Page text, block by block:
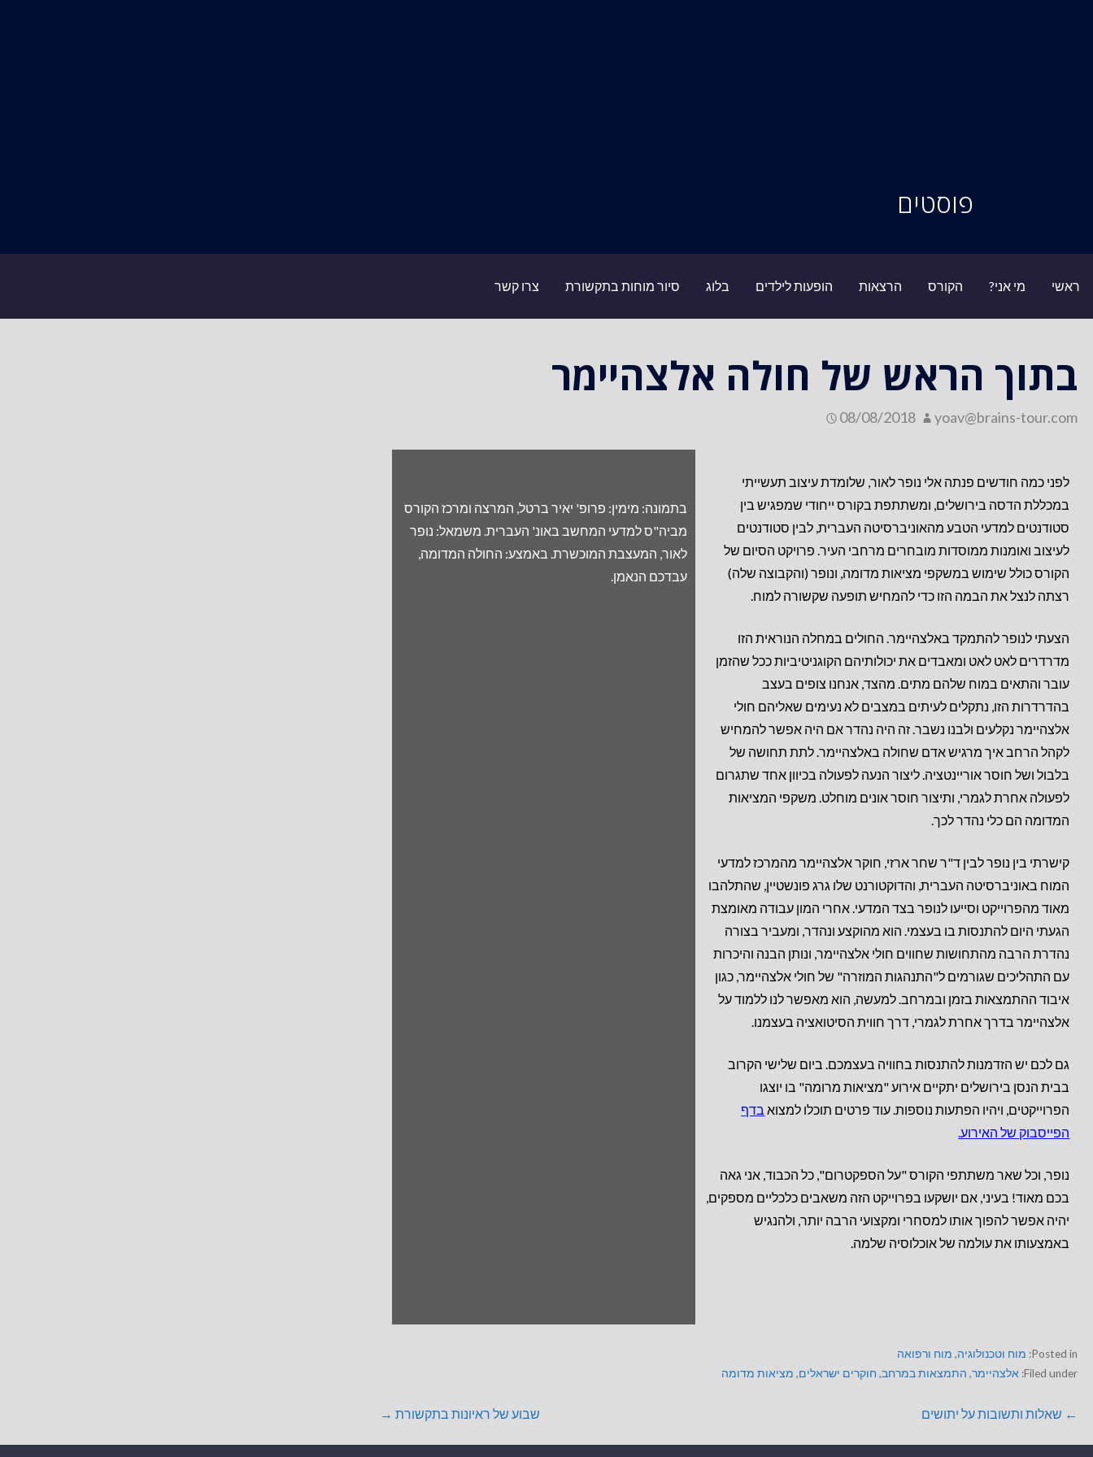
פוסטים
ראשי מי אני? הקורס הרצאות הופעות לילדים בלוג סיור מוחות בתקשורת צרו קשר
בתוך הראש של חולה אלצהיימר
08/08/2018 yoav@brains-tour.com
לפני כמה חודשים פנתה אלי נופר לאור, שלומדת עיצוב תעשייתי
במכללת הדסה בירושלים, ומשתתפת בקורס ייחודי שמפגיש בין
סטודנטים למדעי הטבע מהאוניברסיטה העברית, לבין סטודנטים
לעיצוב ואומנות ממוסדות מובחרים מרחבי העיר. פרויקט הסיום של
הקורס כולל שימוש במשקפי מציאות מדומה, ונופר (והקבוצה שלה)
רצתה לנצל את הבמה הזו כדי להמחיש תופעה שקשורה למוח.
הצעתי לנופר להתמקד באלצהיימר. החולים במחלה הנוראית הזו
מדרדרים לאט לאט ומאבדים את יכולותיהם הקוגניטיביות ככל שהזמן
עובר והתאים במוח שלהם מתים. מהצד, אנחנו צופים בעצב
בהדרדרות הזו, נתקלים לעיתים במצבים לא נעימים שאליהם חולי
אלצהיימר נקלעים ולבנו נשבר. זה היה נהדר אם היה אפשר להמחיש
לקהל הרחב איך מרגיש אדם שחולה באלצהיימר. לתת תחושה של
בלבול ושל חוסר אוריינטציה. ליצור הנעה לפעולה בכיוון אחד שתגרום
לפעולה אחרת לגמרי, ותיצור חוסר אונים מוחלט. משקפי המציאות
המדומה הם כלי נהדר לכך.
קישרתי בין נופר לבין ד"ר שחר ארזי, חוקר אלצהיימר מהמרכז למדעי
המוח באוניברסיטה העברית, והדוקטורנט שלו גרג פונשטיין, שהתלהבו
מאוד מהפרוייקט וסייעו לנופר בצד המדעי. אחרי המון עבודה מאומצת
הגעתי היום להתנסות בו בעצמי. הוא מהוקצע ונהדר, ומעביר בצורה
נהדרת הרבה מהתחושות שחווים חולי אלצהיימר, ונותן הבנה והיכרות
עם התהליכים שגורמים ל"התנהגות המוזרה" של חולי אלצהיימר, כגון
איבוד ההתמצאות בזמן ובמרחב. למעשה, הוא מאפשר לנו ללמוד על
אלצהיימר בדרך אחרת לגמרי, דרך חווית הסיטואציה בעצמנו.
גם לכם יש הזדמנות להתנסות בחוויה בעצמכם. ביום שלישי הקרוב
בבית הנסן בירושלים יתקיים אירוע "מציאות מרומה" בו יוצגו
הפרוייקטים, ויהיו הפתעות נוספות. עוד פרטים תוכלו למצוא בדף
הפייסבוק של האירוע.
נופר, וכל שאר משתתפי הקורס "על הספקטרום", כל הכבוד, אני גאה
בכם מאוד! בעיני, אם יושקעו בפרוייקט הזה משאבים כלכליים מספקים,
יהיה אפשר להפוך אותו למסחרי ומקצועי הרבה יותר, ולהנגיש
באמצעותו את עולמה של אוכלוסיה שלמה.
בתמונה: מימין: פרופ' יאיר ברטל, המרצה ומרכז הקורס
מביה"ס למדעי המחשב באונ' העברית. משמאל: נופר
לאור, המעצבת המוכשרת. באמצע: החולה המדומה,
עבדכם הנאמן.
Posted in: מוח וטכנולוגיה, מוח ורפואה
Filed under: אלצהיימר, התמצאות במרחב, חוקרים ישראלים, מציאות מדומה
← שאלות ותשובות על יתושים שבוע של ראיונות בתקשורת →